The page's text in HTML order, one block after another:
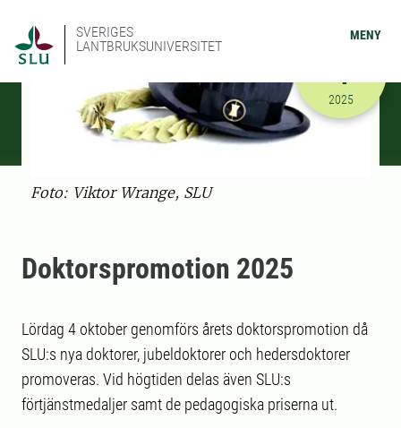
SVERIGES
LANTBRUKSUNIVERSITET
MENY
Foto: Viktor Wrange, SLU
2025-10-
4
2025
Doktorspromotion 2025
Lördag 4 oktober genomförs årets doktorspromotion då
SLU:s nya doktorer, jubeldoktorer och hedersdoktorer
promoveras. Vid högtiden delas även SLU:s
förtjänstmedaljer samt de pedagogiska priserna ut.